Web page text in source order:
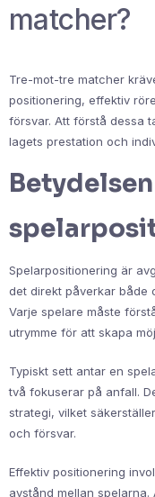
matcher?
Tre-mot-tre matcher
positionering, effektiv
försvar. Att förstå dessa
lagets prestation och
Spelarpositionering är
det direkt påverkar både
Varje spelare måste
utrymme för att skapa
Typiskt sett antar en
två fokuserar på anfall.
strategi, vilket
och försvar.
Effektiv positionering
avstånd mellan